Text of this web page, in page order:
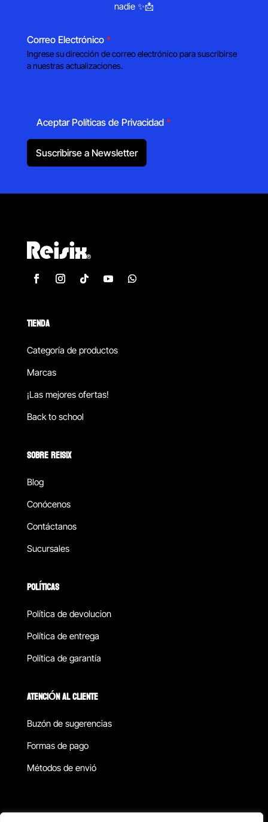
nadie ✨📩
Correo Electrónico *
Ingrese su dirección de correo electrónico para suscribirse
a nuestras actualizaciones.
Aceptar Políticas de Privacidad *
Suscribirse a Newsletter
TIENDA
Categoría de productos
Marcas
¡Las mejores ofertas!
Back to school
SOBRE REISIX
Blog
Conócenos
Contáctanos
Sucursales
POLÍTICAS
Política de devolucion
Política de entrega
Política de garantía
ATENCIÓN AL CLIENTE
Buzón de sugerencias
Formas de pago
Métodos de envió